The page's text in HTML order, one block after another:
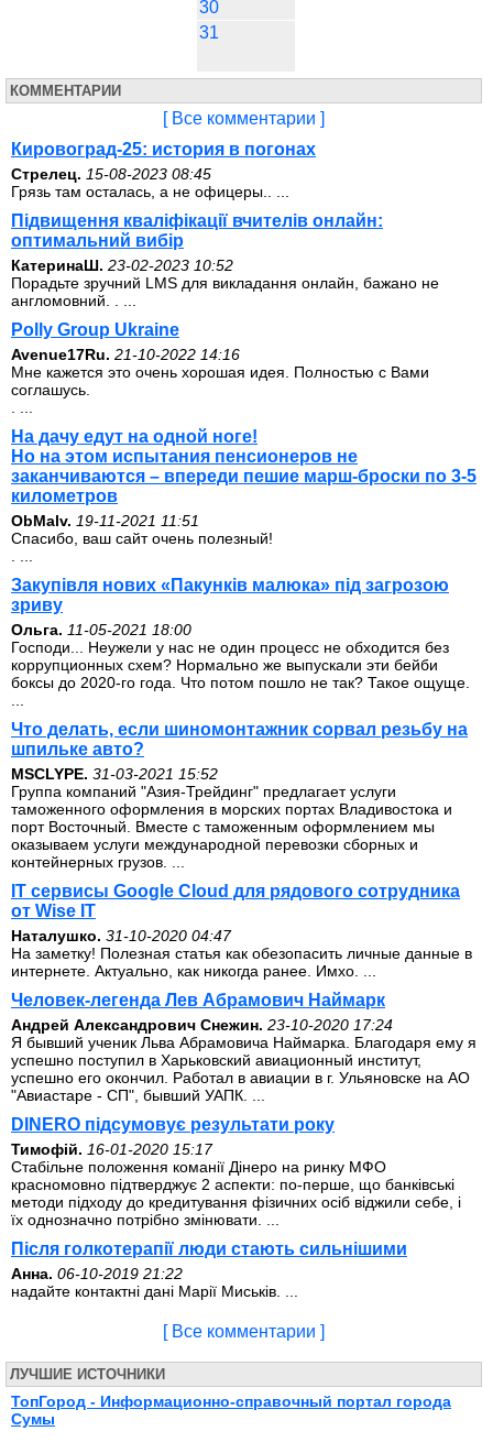
30
31
КОММЕНТАРИИ
[ Все комментарии ]
Кировоград-25: история в погонах
Стрелец. 15-08-2023 08:45
Грязь там осталась, а не офицеры.. ...
Підвищення кваліфікації вчителів онлайн:
оптимальний вибір
КатеринаШ. 23-02-2023 10:52
Порадьте зручний LMS для викладання онлайн, бажано не
англомовний. . ...
Polly Group Ukraine
Avenue17Ru. 21-10-2022 14:16
Мне кажется это очень хорошая идея. Полностью с Вами
соглашусь.
На дачу едут на одной ноге!
Но на этом испытания пенсионеров не
заканчиваются – впереди пешие марш-броски по 3-5
километров
ОbMalv. 19-11-2021 11:51
Спасибо, ваш сайт очень полезный!
Закупівля нових «Пакунків малюка» під загрозою
зриву
Ольга. 11-05-2021 18:00
Господи... Неужели у нас не один процесс не обходится без
коррупционных схем? Нормально же выпускали эти бейби
боксы до 2020-го года. Что потом пошло не так? Такое ощуще.
Что делать, если шиномонтажник сорвал резьбу на
шпильке авто?
MSCLYPE. 31-03-2021 15:52
Группа компаний "Азия-Трейдинг" предлагает услуги
таможенного оформления в морских портах Владивостока и
порт Восточный. Вместе с таможенным оформлением мы
оказываем услуги международной перевозки сборных и
контейнерных грузов. ...
IT сервисы Google Cloud для рядового сотрудника
от Wise IT
Наталушко. 31-10-2020 04:47
На заметку! Полезная статья как обезопасить личные данные в
интернете. Актуально, как никогда ранее. Имхо. ...
Человек-легенда Лев Абрамович Наймарк
Андрей Александрович Снежин. 23-10-2020 17:24
Я бывший ученик Льва Абрамовича Наймарка. Благодаря ему я
успешно поступил в Харьковский авиационный институт,
успешно его окончил. Работал в авиации в г. Ульяновске на АО
"Авиастаре - СП", бывший УАПК. ...
DINERO підсумовує результати року
Тимофій. 16-01-2020 15:17
Стабільне положення команії Дінеро на ринку МФО
красномовно підтверджує 2 аспекти: по-перше, що банківські
методи підходу до кредитування фізичних осіб віджили себе, і
їх однозначно потрібно змінювати. ...
Після голкотерапії люди стають сильнішими
Анна. 06-10-2019 21:22
надайте контактні дані Марії Миськів. ...
[ Все комментарии ]
ЛУЧШИЕ ИСТОЧНИКИ
ТопГород - Информационно-справочный портал города
Сумы